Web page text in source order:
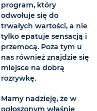
program, który
odwołuje się do
trwałych wartości, a nie
tylko epatuje sensacją i
przemocą. Poza tym u
nas również znajdzie się
miejsce na dobrą
rozrywkę.
Mamy nadzieję, że w
ogłoszonym właśnie